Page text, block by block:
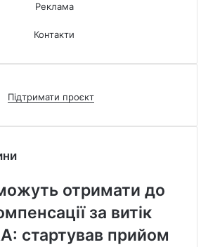
Реклама
Контакти
Підтримати проєкт
отримати до
за витік
стартував прийом